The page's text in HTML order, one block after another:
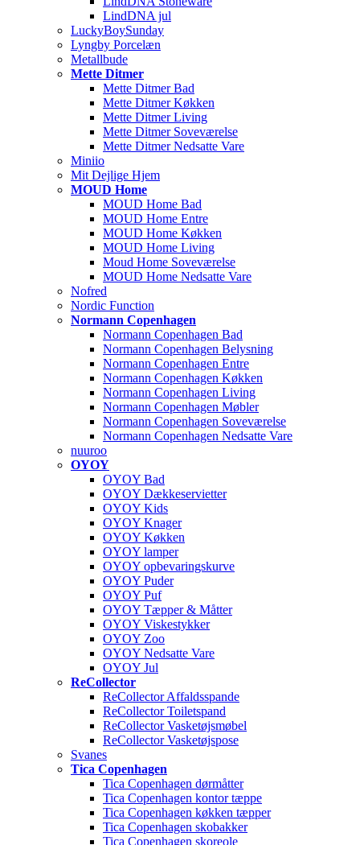
LindDNA jul
LuckyBoySunday
Lyngby Porcelæn
Metallbude
Mette Ditmer
Mette Ditmer Bad
Mette Ditmer Køkken
Mette Ditmer Living
Mette Ditmer Soveværelse
Mette Ditmer Nedsatte Vare
Miniio
Mit Dejlige Hjem
MOUD Home
MOUD Home Bad
MOUD Home Entre
MOUD Home Køkken
MOUD Home Living
Moud Home Soveværelse
MOUD Home Nedsatte Vare
Nofred
Nordic Function
Normann Copenhagen
Normann Copenhagen Bad
Normann Copenhagen Belysning
Normann Copenhagen Entre
Normann Copenhagen Køkken
Normann Copenhagen Living
Normann Copenhagen Møbler
Normann Copenhagen Soveværelse
Normann Copenhagen Nedsatte Vare
nuuroo
OYOY
OYOY Bad
OYOY Dækkeservietter
OYOY Kids
OYOY Knager
OYOY Køkken
OYOY lamper
OYOY opbevaringskurve
OYOY Puder
OYOY Puf
OYOY Tæpper & Måtter
OYOY Viskestykker
OYOY Zoo
OYOY Nedsatte Vare
OYOY Jul
ReCollector
ReCollector Affaldsspande
ReCollector Toiletspand
ReCollector Vasketøjsmøbel
ReCollector Vasketøjspose
Svanes
Tica Copenhagen
Tica Copenhagen dørmåtter
Tica Copenhagen kontor tæppe
Tica Copenhagen køkken tæpper
Tica Copenhagen skobakker
Tica Copenhagen skoreole